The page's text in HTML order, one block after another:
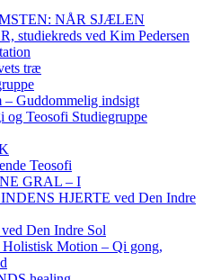
NÅR SJÆLEN
studiekreds ved Kim Pedersen
træ
– Guddommelig indsigt
og Teosofi Studiegruppe
Teosofi
GRAL – I
HJERTE ved Den Indre
Den Indre Sol
Motion – Qi gong,